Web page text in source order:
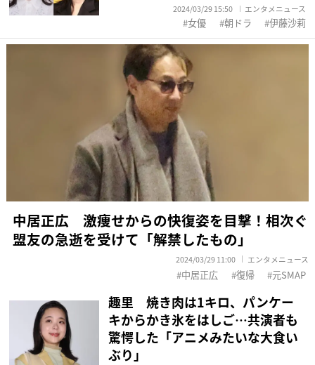
2024/03/29 15:50 エンタメニュース
女優 朝ドラ 伊藤沙莉
中居正広 激痩せからの快復姿を目撃！相次ぐ
盟友の急逝を受けて「解禁したもの」
2024/03/29 11:00 エンタメニュース
中居正広 復帰 元SMAP
趣里 焼き肉は1キロ、パンケー
キからかき氷をはしご…共演者も
驚愕した「アニメみたいな大食い
ぶり」